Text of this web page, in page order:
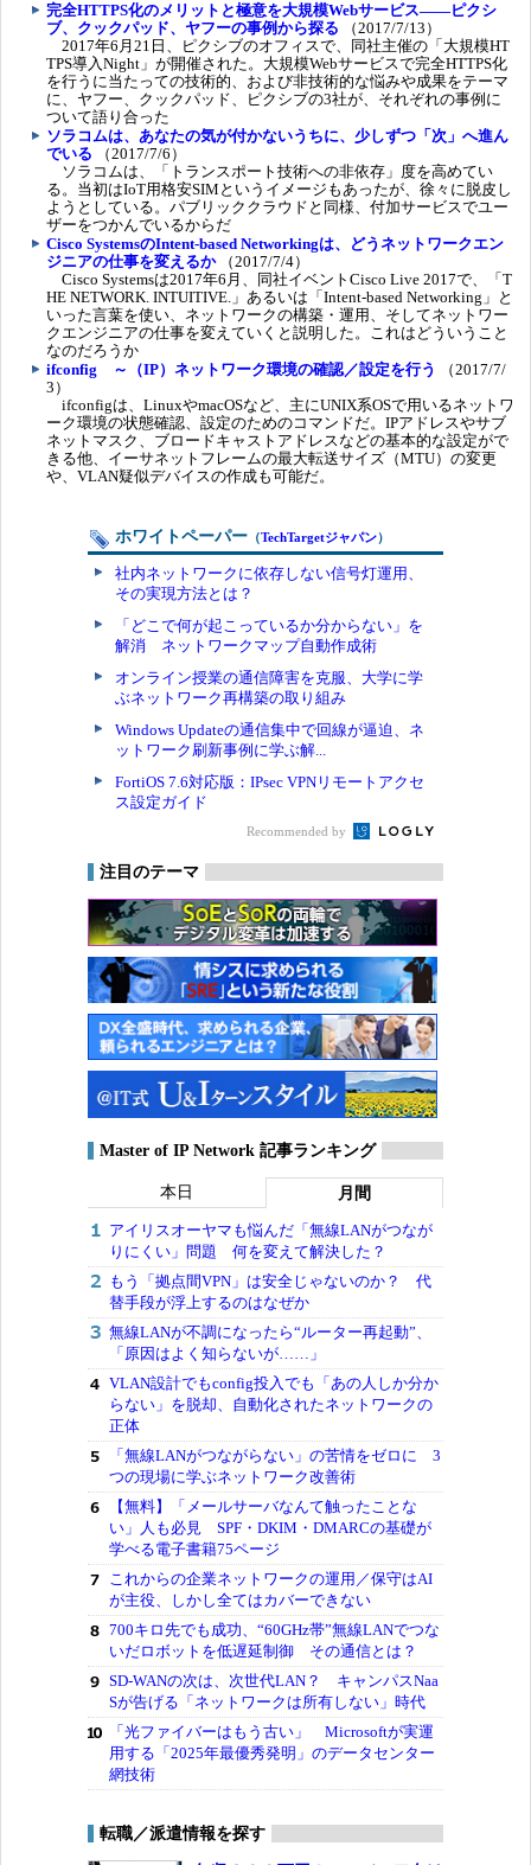
完全HTTPS化のメリットと極意を大規模Webサービス――ピクシ
ブ、クックパッド、ヤフーの事例から探る （2017/7/13）
2017年6月21日、ピクシブのオフィスで、同社主催の「大規模HT
TPS導入Night」が開催された。大規模Webサービスで完全HTTPS化
を行うに当たっての技術的、および非技術的な悩みや成果をテーマ
に、ヤフー、クックパッド、ピクシブの3社が、それぞれの事例に
ついて語り合った
ソラコムは、あなたの気が付かないうちに、少しずつ「次」へ進ん
でいる （2017/7/6）
ソラコムは、「トランスポート技術への非依存」度を高めてい
る。当初はIoT用格安SIMというイメージもあったが、徐々に脱皮し
ようとしている。パブリッククラウドと同様、付加サービスでユー
ザーをつかんでいるからだ
Cisco SystemsのIntent-based Networkingは、どうネットワークエン
ジニアの仕事を変えるか（2017/7/4）
Cisco Systemsは2017年6月、同社イベントCisco Live 2017で、「T
HE NETWORK. INTUITIVE.」あるいは「Intent-based Networking」と
いった言葉を使い、ネットワークの構築・運用、そしてネットワー
クエンジニアの仕事を変えていくと説明した。これはどういうこと
なのだろうか
ifconfig ～（IP）ネットワーク環境の確認／設定を行う
（2017/7/
3）
ifconfigは、LinuxやmacOSなど、主にUNIX系OSで用いるネットワ
ーク環境の状態確認、設定のためのコマンドだ。IPアドレスやサブ
ネットマスク、ブロードキャストアドレスなどの基本的な設定がで
きる他、イーサネットフレームの最大転送サイズ（MTU）の変更
や、VLAN疑似デバイスの作成も可能だ。
ホワイトペーパー （TechTargetジャパン）
社内ネットワークに依存しない信号灯運用、
その実現方法とは？
「どこで何が起こっているか分からない」を
解消 ネットワークマップ自動作成術
オンライン授業の通信障害を克服、大学に学
ぶネットワーク再構築の取り組み
Windows Updateの通信集中で回線が逼迫、ネ
ットワーク刷新事例に学ぶ解...
FortiOS 7.6対応版：IPsec VPNリモートアクセ
ス設定ガイド
Recommended by
注目のテーマ
Master of IP Network 記事ランキング
本日 月間
アイリスオーヤマも悩んだ「無線LANがつなが
りにくい」問題 何を変えて解決した？
もう「拠点間VPN」は安全じゃないのか？ 代
替手段が浮上するのはなぜか
無線LANが不調になったら“ルーター再起動”、
「原因はよく知らないが……」
VLAN設計でもconfig投入でも「あの人しか分か
らない」を脱却、自動化されたネットワークの
正体
「無線LANがつながらない」の苦情をゼロに 3
つの現場に学ぶネットワーク改善術
【無料】「メールサーバなんて触ったことな
い」人も必見 SPF・DKIM・DMARCの基礎が
学べる電子書籍75ページ
これからの企業ネットワークの運用／保守はAI
が主役、しかし全てはカバーできない
700キロ先でも成功、“60GHz帯”無線LANでつな
いだロボットを低遅延制御 その通信とは？
SD-WANの次は、次世代LAN？ キャンパスNaa
Sが告げる「ネットワークは所有しない」時代
「光ファイバーはもう古い」 Microsoftが実運
用する「2025年最優秀発明」のデータセンター
網技術
転職／派遣情報を探す